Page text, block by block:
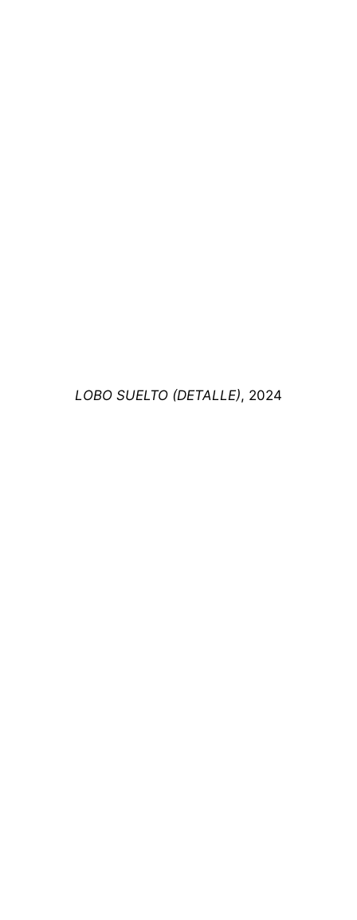
LOBO SUELTO (DETALLE), 2024